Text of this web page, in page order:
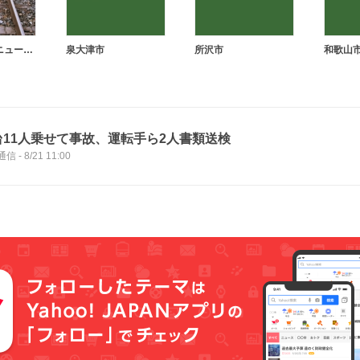
駅の開業・リニューアル 泉大津市 所沢市 和歌山
11人乗せて事故、運転手ら2人書類送検
信 - 8/21 11:00